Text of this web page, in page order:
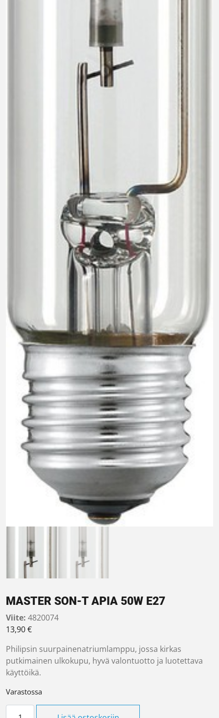
MASTER SON-T APIA 50W E27
Viite: 4820074
13,90€
Philipsin suurpainenatriumlamppu, jossa kirkas
putkimainen ulkokupu, hyvä valontuotto ja luotettava
käyttöikä.
Varastossa